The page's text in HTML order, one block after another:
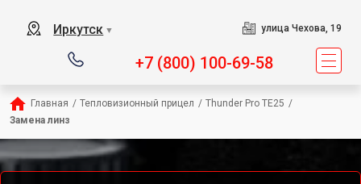
Иркутск ▼ улица Чехова, 19
+7 (800) 100-69-58
Главная / Тепловизионный прицел / Thunder Pro TE25 /
Замена линз